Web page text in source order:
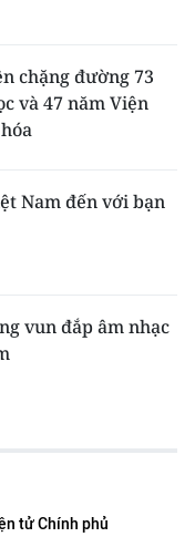
chặng đường 73
và 47 năm Viện
Nam đến với bạn
vun đắp âm nhạc
tử Chính phủ